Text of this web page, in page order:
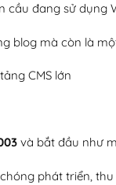
đang sử dụng
blog mà còn là
CMS lớn
và bắt đầu như
phát triển,